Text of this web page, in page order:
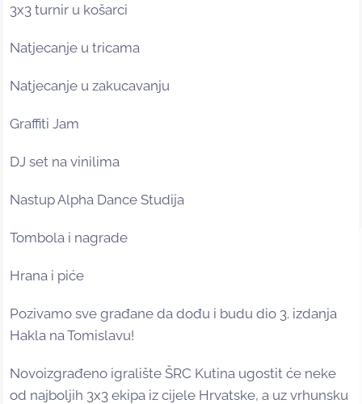
3x3 turnir u košarci
Natjecanje u tricama
Natjecanje u zakucavanju
Graffiti Jam
DJ set na vinilima
Nastup Alpha Dance Studija
Tombola i nagrade
Hrana i piće
Pozivamo sve građane da dođu i budu dio 3. izdanja
Hakla na Tomislavu!
Novoizgrađeno igralište ŠRC Kutina ugostit će neke
od najboljih 3x3 ekipa iz cijele Hrvatske, a uz vrhunsku